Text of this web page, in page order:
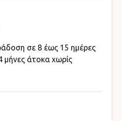
σε 8 έως 15 ημέρες
μήνες άτοκα χωρίς